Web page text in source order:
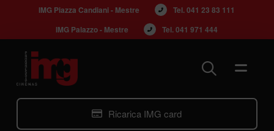
IMG Piazza Candiani - Mestre Tel. 041 23 83 111
IMG Palazzo - Mestre
Tel. 041 971 444
Ricarica IMG card